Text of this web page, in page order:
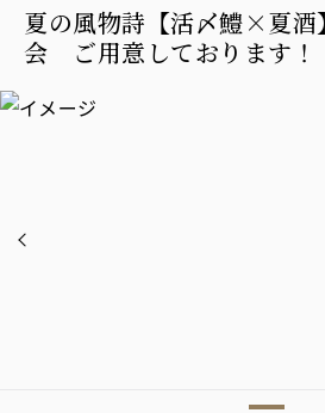
夏の風物詩【活〆鱧×夏酒
会 ご用意しております！